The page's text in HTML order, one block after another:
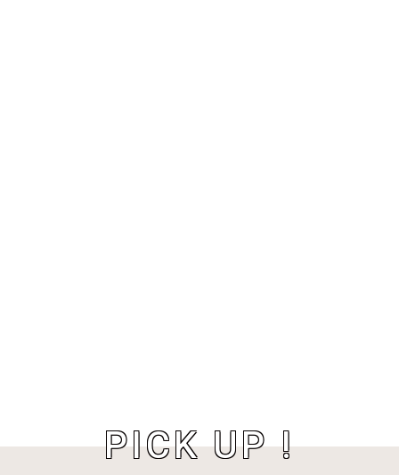
PICK UP !